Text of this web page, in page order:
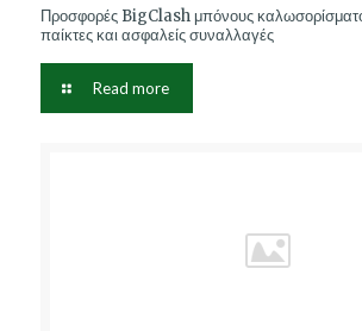
Προσφορές BigClash μπόνους
παίκτες και ασφαλείς συναλλαγές
Read more